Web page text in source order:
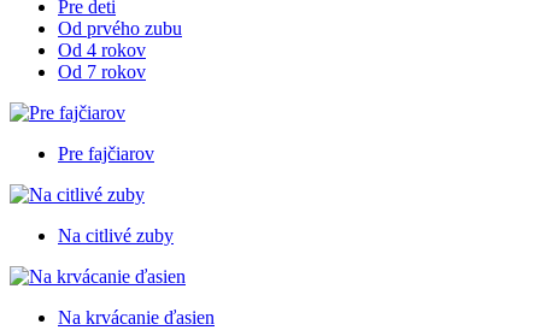
Pre deti
Od prvého zubu
Od 4 rokov
Od 7 rokov
Pre fajčiarov
Na citlivé zuby
Na krvácanie ďasien